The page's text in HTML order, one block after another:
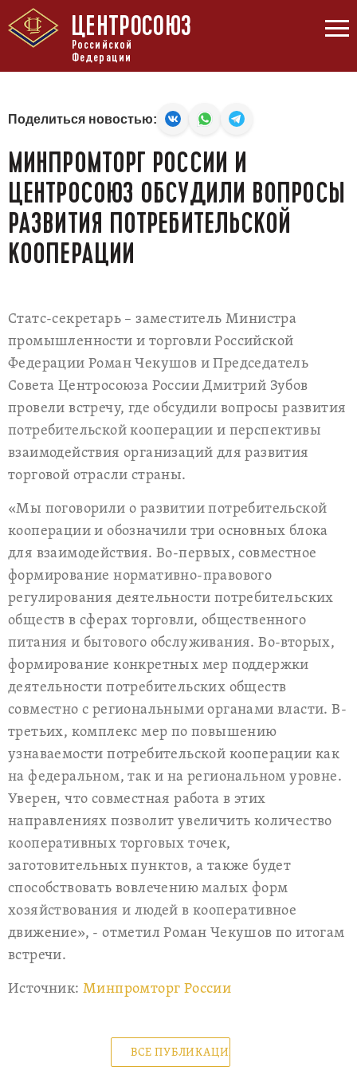
ЦЕНТРОСОЮЗ
Российской
Федерации
Поделиться новостью:
МИНПРОМТОРГ РОССИИ И
ЦЕНТРОСОЮЗ ОБСУДИЛИ ВОПРОСЫ
РАЗВИТИЯ ПОТРЕБИТЕЛЬСКОЙ
КООПЕРАЦИИ
Статс-секретарь – заместитель Министра
промышленности и торговли Российской
Федерации Роман Чекушов и Председатель
Совета Центросоюза России Дмитрий Зубов
провели встречу, где обсудили вопросы развития
потребительской кооперации и перспективы
взаимодействия организаций для развития
торговой отрасли страны.
«Мы поговорили о развитии потребительской
кооперации и обозначили три основных блока
для взаимодействия. Во-первых, совместное
формирование нормативно-правового
регулирования деятельности потребительских
обществ в сферах торговли, общественного
питания и бытового обслуживания. Во-вторых,
формирование конкретных мер поддержки
деятельности потребительских обществ
совместно с региональными органами власти. В-
третьих, комплекс мер по повышению
узнаваемости потребительской кооперации как
на федеральном, так и на региональном уровне.
Уверен, что совместная работа в этих
направлениях позволит увеличить количество
кооперативных торговых точек,
заготовительных пунктов, а также будет
способствовать вовлечению малых форм
хозяйствования и людей в кооперативное
движение», - отметил Роман Чекушов по итогам
встречи.
Источник:Минпромторг России
ВСЕ ПУБЛИКАЦИИ